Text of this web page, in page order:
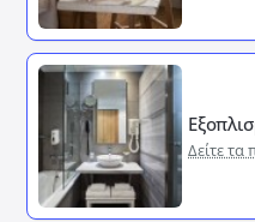
Δείτε τα